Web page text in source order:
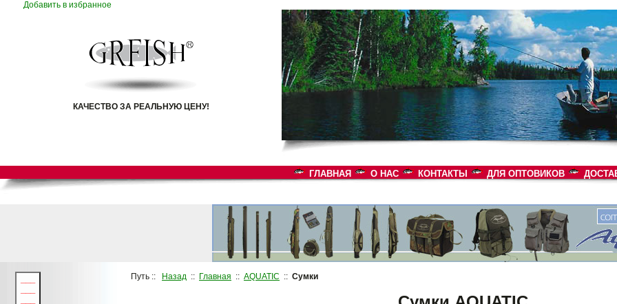
Добавить в избранное
КАЧЕСТВО ЗА РЕАЛЬНУЮ ЦЕНУ!
ГЛАВНАЯ О НАС КОНТАКТЫ ДЛЯ ОПТОВИКОВ
Путь :: Назад :: Главная :: AQUATIC :: Сумки